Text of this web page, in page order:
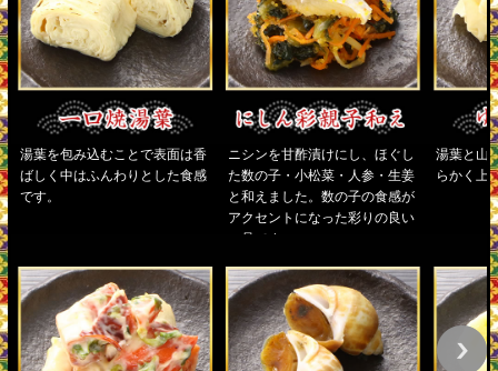
湯葉を包み込むことで表面は香
ばしく中はふんわりとした食感
です。
ニシンを甘酢漬けにし、ほぐし
た数の子・小松菜・人参・生姜
と和えました。数の子の食感が
アクセントになった彩りの良い
一品です。
湯葉と山
らかく上